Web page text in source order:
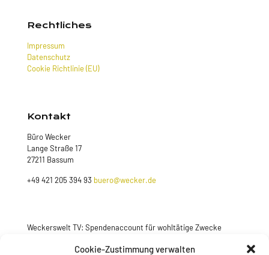
Cookie-Zustimmung verwalten
Rechtliches
Impressum
Datenschutz
Cookie Richtlinie (EU)
Kontakt
Büro Wecker
Lange Straße 17
27211 Bassum
+49 421 205 394 93 buero@wecker.de
Weckerswelt TV: Spendenaccount für wohltätige Zwecke
Jetzt spenden